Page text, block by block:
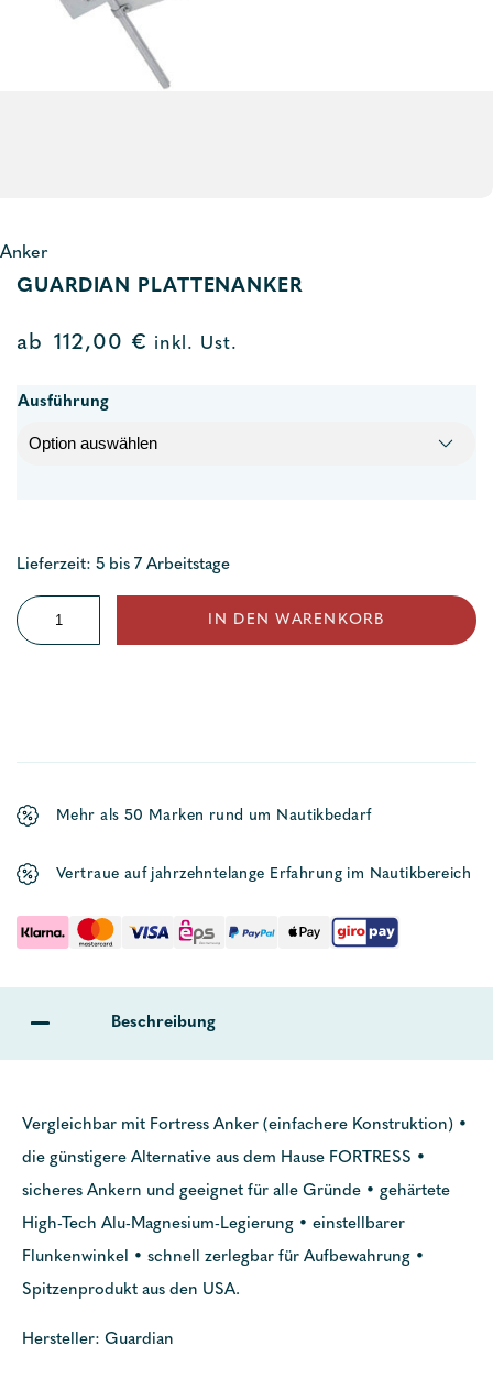
Anker
GUARDIAN PLATTENANKER
ab 112,00 € inkl. Ust.
Ausführung
Lieferzeit: 5 bis 7 Arbeitstage
Guardian
Plattenanker
IN DEN WARENKORB
Mehr als 50 Marken rund um Nautikbedarf
Vertraue auf jahrzehntelange Erfahrung im Nautikbereich
Beschreibung
Vergleichbar mit Fortress Anker (einfachere Konstruktion) •
die günstigere Alternative aus dem Hause FORTRESS •
sicheres Ankern und geeignet für alle Gründe • gehärtete
High-Tech Alu-Magnesium-Legierung • einstellbarer
Flunkenwinkel • schnell zerlegbar für Aufbewahrung •
Spitzenprodukt aus den USA.
Hersteller: Guardian